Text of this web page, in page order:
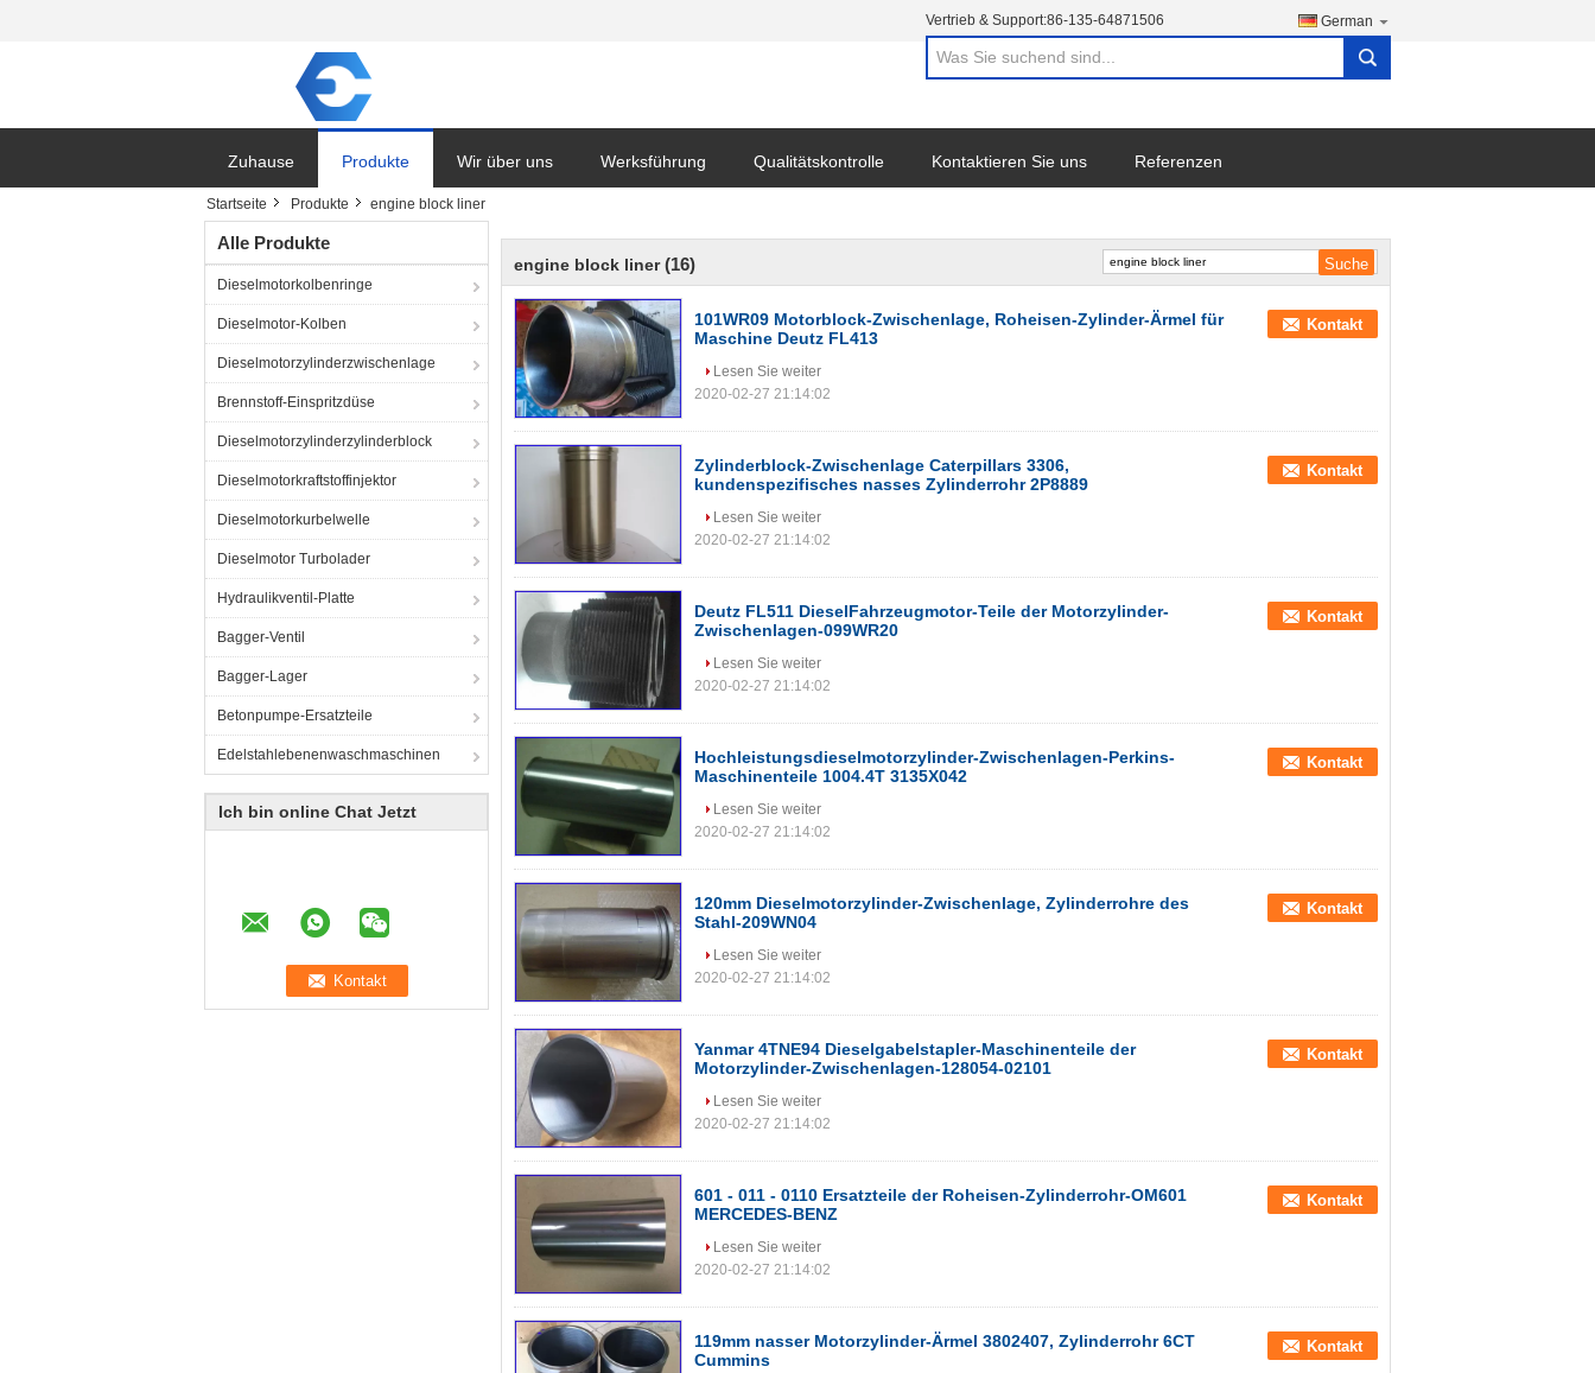
Vertrieb & Support:86-135-64871506 German
search
Zuhause Produkte Wir über uns Werksführung Qualitätskontrolle Kontaktieren Sie uns Referenzen
Startseite Produkte engine block liner
Alle Produkte
Dieselmotorkolbenringe
Dieselmotor-Kolben
Dieselmotorzylinderzwischenlage
Brennstoff-Einspritzdüse
Dieselmotorzylinderzylinderblock
Dieselmotorkraftstoffinjektor
Dieselmotorkurbelwelle
Dieselmotor Turbolader
Hydraulikventil-Platte
Bagger-Ventil
Bagger-Lager
Betonpumpe-Ersatzteile
Edelstahlebenenwaschmaschinen
Ich bin online Chat Jetzt
engine block liner (16)
101WR09 Motorblock-Zwischenlage, Roheisen-Zylinder-Ärmel für
Maschine Deutz FL413
Kontakt
Lesen Sie weiter
2020-02-27 21:14:02
Zylinderblock-Zwischenlage Caterpillars 3306,
kundenspezifisches nasses Zylinderrohr 2P8889
Kontakt
Lesen Sie weiter
2020-02-27 21:14:02
Deutz FL511 DieselFahrzeugmotor-Teile der Motorzylinder-
Zwischenlagen-099WR20
Kontakt
Lesen Sie weiter
2020-02-27 21:14:02
Hochleistungsdieselmotorzylinder-Zwischenlagen-Perkins-
Maschinenteile 1004.4T 3135X042
Kontakt
Lesen Sie weiter
2020-02-27 21:14:02
120mm Dieselmotorzylinder-Zwischenlage, Zylinderrohre des
Stahl-209WN04
Kontakt
Lesen Sie weiter
2020-02-27 21:14:02
Yanmar 4TNE94 Dieselgabelstapler-Maschinenteile der
Motorzylinder-Zwischenlagen-128054-02101
Kontakt
Lesen Sie weiter
2020-02-27 21:14:02
601 - 011 - 0110 Ersatzteile der Roheisen-Zylinderrohr-OM601
MERCEDES-BENZ
Kontakt
Lesen Sie weiter
2020-02-27 21:14:02
119mm nasser Motorzylinder-Ärmel 3802407, Zylinderrohr 6CT
Cummins
Kontakt